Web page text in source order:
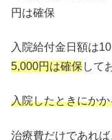
円は確保
入院給付金日額は
5,000円は確保 して
入院したときにか
治療費だけであれ